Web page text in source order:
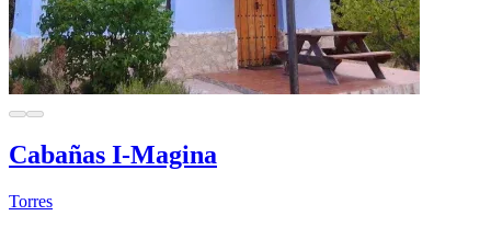
Cabañas I-Magina
Torres